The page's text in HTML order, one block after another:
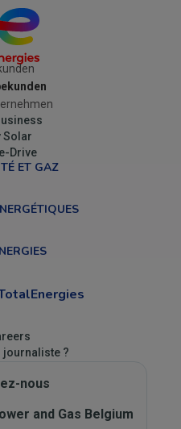
Solar
Drive
ET GAZ
journaliste ?
nous
and Gas Belgium